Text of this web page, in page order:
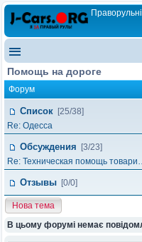
Помощь на дороге
Форум
Список [25/38]
Re: Одесса
Обсуждения
[3/23]
Re: Техническая помощь
Отзывы [0/0]
Нова тема
В цьому форумі немає